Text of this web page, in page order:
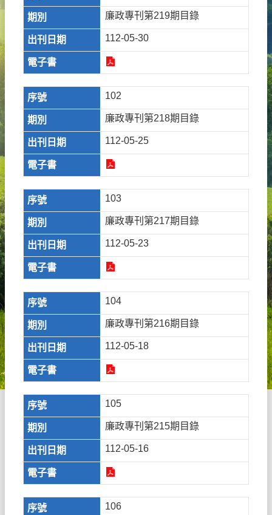
廉政專刊第219期目錄
112-05-30
102
廉政專刊第218期目錄
112-05-25
103
廉政專刊第217期目錄
112-05-23
104
廉政專刊第216期目錄
112-05-18
105
廉政專刊第215期目錄
112-05-16
106